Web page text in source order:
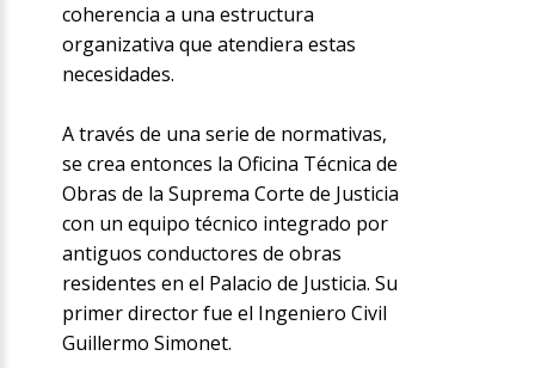
coherencia a una estructura
organizativa que atendiera estas
necesidades.
A través de una serie de normativas,
se crea entonces la Oficina Técnica de
Obras de la Suprema Corte de Justicia
con un equipo técnico integrado por
antiguos conductores de obras
residentes en el Palacio de Justicia. Su
primer director fue el Ingeniero Civil
Guillermo Simonet.